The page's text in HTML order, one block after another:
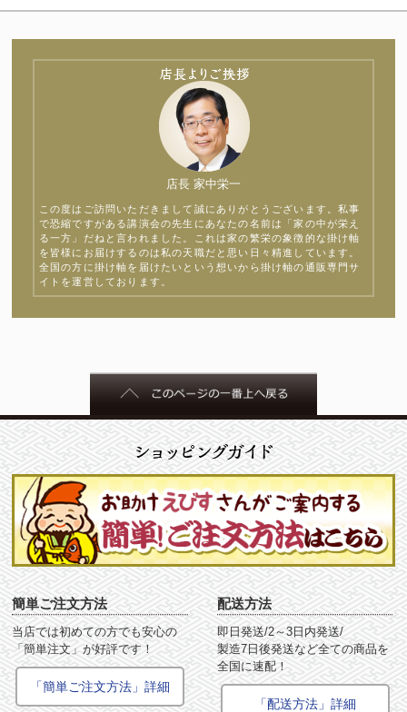
店長 家中栄一
この度はご訪問いただきまして誠にありがとうございます。私事
で恐縮ですがある講演会の先生にあなたの名前は「家の中が栄え
る一方」だねと言われました。これは家の繁栄の象徴的な掛け軸
を皆様にお届けするのは私の天職だと思い日々精進しています。
全国の方に掛け軸を届けたいという想いから掛け軸の通販専門サ
イトを運営しております。
簡単ご注文方法
当店では初めての方でも安心の
「簡単注文」が好評です！
「簡単ご注文方法」詳細
配送方法
即日発送/2～3日内発送/
製造7日後発送など全ての商品を
全国に速配！
「配送方法」詳細